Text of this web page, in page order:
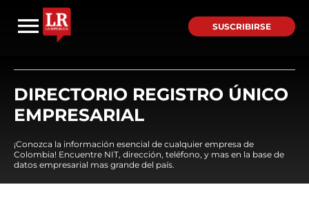
SUSCRIBIRSE
DIRECTORIO REGISTRO ÚNICO
EMPRESARIAL
¡Conozca la información esencial de cualquier empresa de
Colombia! Encuentre NIT, dirección, teléfono, y mas en la base de
datos empresarial mas grande del país.